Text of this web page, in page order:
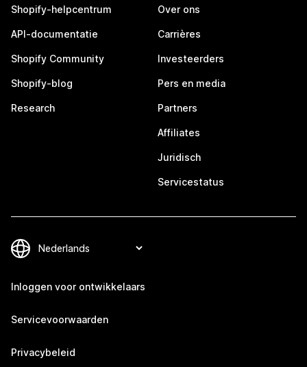
Shopify-helpcentrum
API-documentatie
Shopify Community
Shopify-blog
Research
Over ons
Carrières
Investeerders
Pers en media
Partners
Affiliates
Juridisch
Servicestatus
Inloggen voor ontwikkelaars
Servicevoorwaarden
Privacybeleid